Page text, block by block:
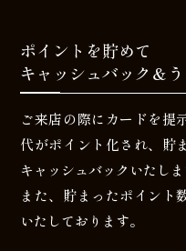
ポイントを貯めて
キャッシュバック＆
ご来店の際にカードを提
代がポイント化され、貯
キャッシュバックいたしま
また、貯まったポイント
いたしております。